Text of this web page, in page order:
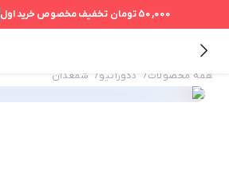
50,000 تومان تخفیف مخصوص خرید اول
همه محصولات/ دکوراتیو/ شمعدان